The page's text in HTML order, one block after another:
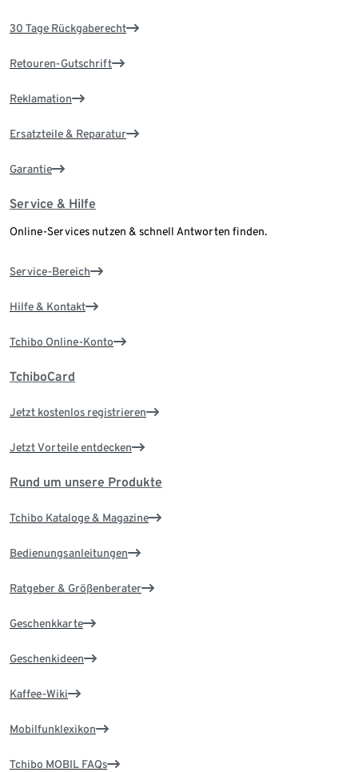
30 Tage Rückgaberecht
Retouren-Gutschrift
Reklamation
Ersatzteile & Reparatur
Garantie
Service & Hilfe
Online-Services nutzen & schnell Antworten finden.
Service-Bereich
Hilfe & Kontakt
Tchibo Online-Konto
TchiboCard
Jetzt kostenlos registrieren
Jetzt Vorteile entdecken
Rund um unsere Produkte
Tchibo Kataloge & Magazine
Bedienungsanleitungen
Ratgeber & Größenberater
Geschenkkarte
Geschenkideen
Kaffee-Wiki
Mobilfunklexikon
Tchibo MOBIL FAQs